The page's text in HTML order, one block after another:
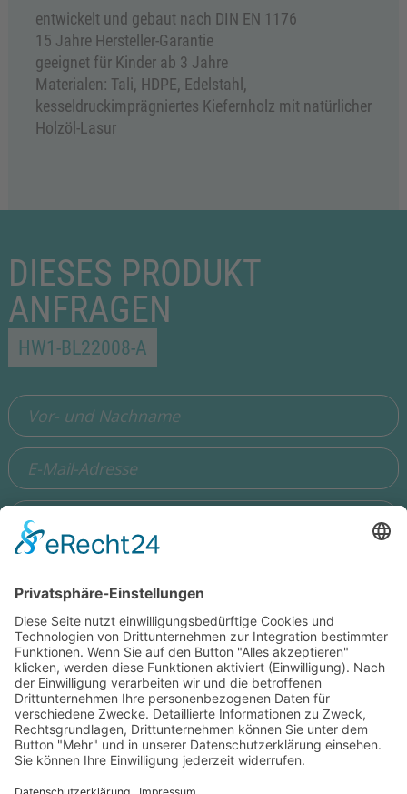
entwickelt und gebaut nach DIN EN 1176
15 Jahre Hersteller-Garantie
geeignet für Kinder ab 3 Jahre
Materialen: Tali, HDPE, Edelstahl,
kesseldruckimprägniertes Kiefernholz mit natürlicher
Holzöl-Lasur
DIESES PRODUKT
ANFRAGEN
HW1-BL22008-A
Ich stimme zu, dass meine Angaben aus dem Formular zur
Beantwortung meiner Anfrage erhoben und verarbeitet
werden. Die Daten werden so lange gespeichert, bis ein
Widerspruch erfolgt. Hinweis: Sie können Ihre Einwilligung
jederzeit in der Zukunft per Mail anhello@wisdomeurope.eu
widerrufen. Detaillierte Informationen zum Umgang mit
Nutzerdaten finden Sie in unsererDatenschutzerklärung.